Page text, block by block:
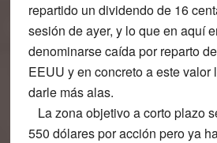
repartido un dividendo de 16
sesión de ayer, y lo que en aquí
denominarse caída por reparto
EEUU y en concreto a este valor
darle más alas.
La zona objetivo a corto plazo
550 dólares por acción pero ya